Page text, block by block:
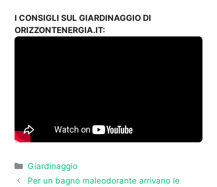
I CONSIGLI SUL GIARDINAGGIO DI
ORIZZONTENERGIA.IT:
Categorie
Giardinaggio
Per un bagno maleodorante arrivano le